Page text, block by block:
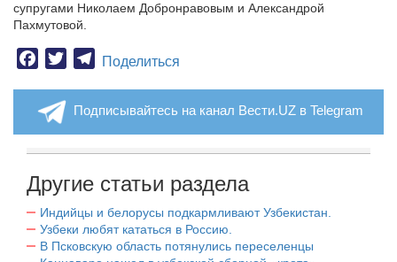
супругами Николаем Добронравовым и Александрой
Пахмутовой.
Facebook
TwitterTelegram
Поделиться
Подписывайтесь на канал Вести.UZ в Telegram
Другие статьи раздела
Индийцы и белорусы подкармливают Узбекистан.
Узбеки любят кататься в Россию.
В Псковскую область потянулись переселенцы